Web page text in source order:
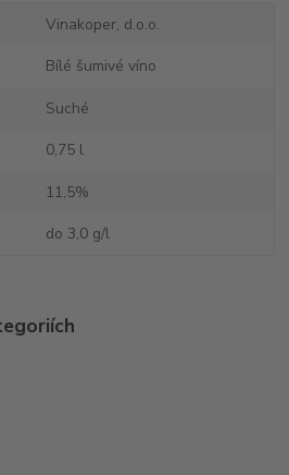
Vinakoper, d.o.o.
Bílé šumivé víno
Suché
0,75 l
11,5%
do 3,0 g/l